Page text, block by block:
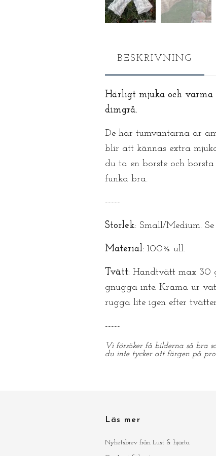
BESKRIVNING
Härligt mjuka och
dimgrå.
De här tumvantarna är
blir att kännas extra
du ta en borste och
funka bra.
-----
Storlek: Small/Medium.
Material: 100% ull.
Tvätt: Handtvätt max 30
gnugga inte. Krama ur
rugga lite igen efter
-----
Vi försöker få bilderna så bra
du inte tycker att färgen på
Läs mer
Nyhetsbrev från Lust & hjärta